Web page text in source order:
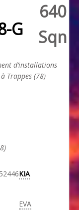
G
640
Sqn
d’installations
Trappes (78)
KIA
EVA